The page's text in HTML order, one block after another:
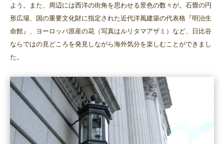
よう。また、周辺には西洋の街角を思わせる景色の数々が。石畳の円
形広場、国の重要文化財に指定された近代洋風建築の代表格『明治生
命館』、ヨーロッパ原産の花（写真はルリタマアザミ）など、日比谷
ならではの見どころを発見しながら海外気分を楽しむことができまし
た。